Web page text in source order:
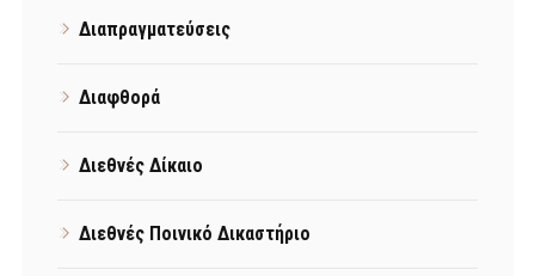
Διαπραγματεύσεις
Διαφθορά
Διεθνές Δίκαιο
Διεθνές Ποινικό Δικαστήριο